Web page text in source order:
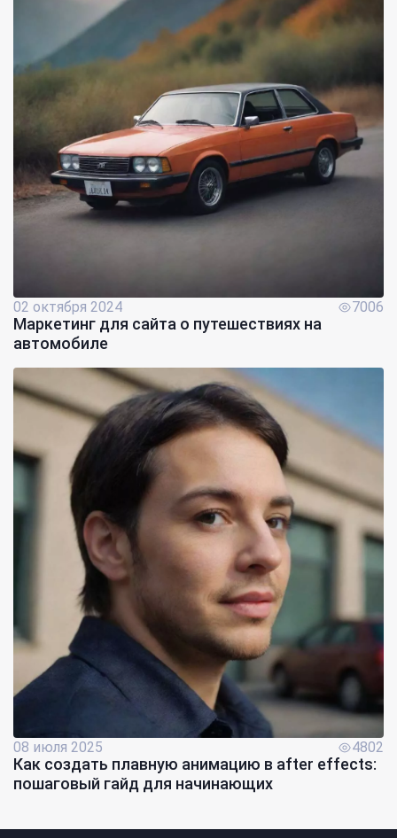
02 октября 2024 7006
Маркетинг для сайта о путешествиях на
автомобиле
08 июля 2025 4802
Как создать плавную анимацию в after effects:
пошаговый гайд для начинающих